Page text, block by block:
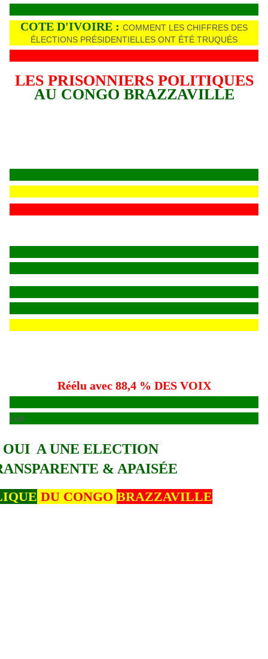
COTE D'IVOIRE : COMMENT LES CHIFFRES DES
ÉLECTIONS PRÉSIDENTIELLES ONT ÉTÉ TRUQUÉS
LES PRISONNIERS POLITIQUES
AU CONGO BRAZZAVILLE
Réélu avec 88,4 % DES VOIX
Lelll
OUI A UNE ELECTION
& APAISÉE
DU CONGO BRAZZAVILLE